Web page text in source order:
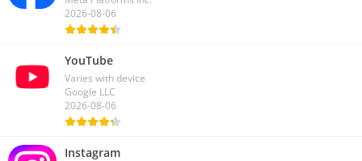
2026-08-06
YouTube
Varies with device
Google LLC
2026-08-06
Instagram